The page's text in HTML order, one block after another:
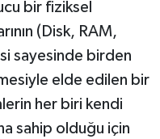
bir fiziksel
(Disk, RAM,
sayesinde birden
elde edilen bir
her biri kendi
sahip olduğu için